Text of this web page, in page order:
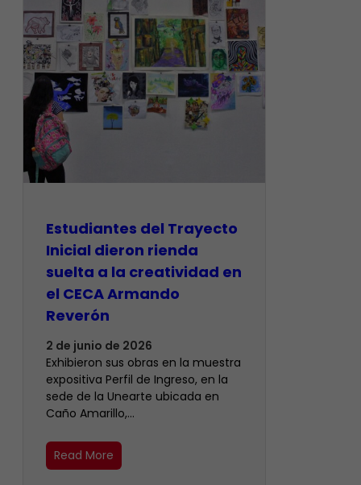
Estudiantes del Trayecto
Inicial dieron rienda
suelta a la creatividad en
el CECA Armando
Reverón
2 de junio de 2026
Exhibieron sus obras en la muestra
expositiva Perfil de Ingreso, en la
sede de la Unearte ubicada en
Caño Amarillo,…
Read More